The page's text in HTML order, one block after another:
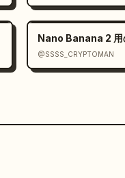
Nano Banana 2 用
@SSSS_CRYPTOMAN